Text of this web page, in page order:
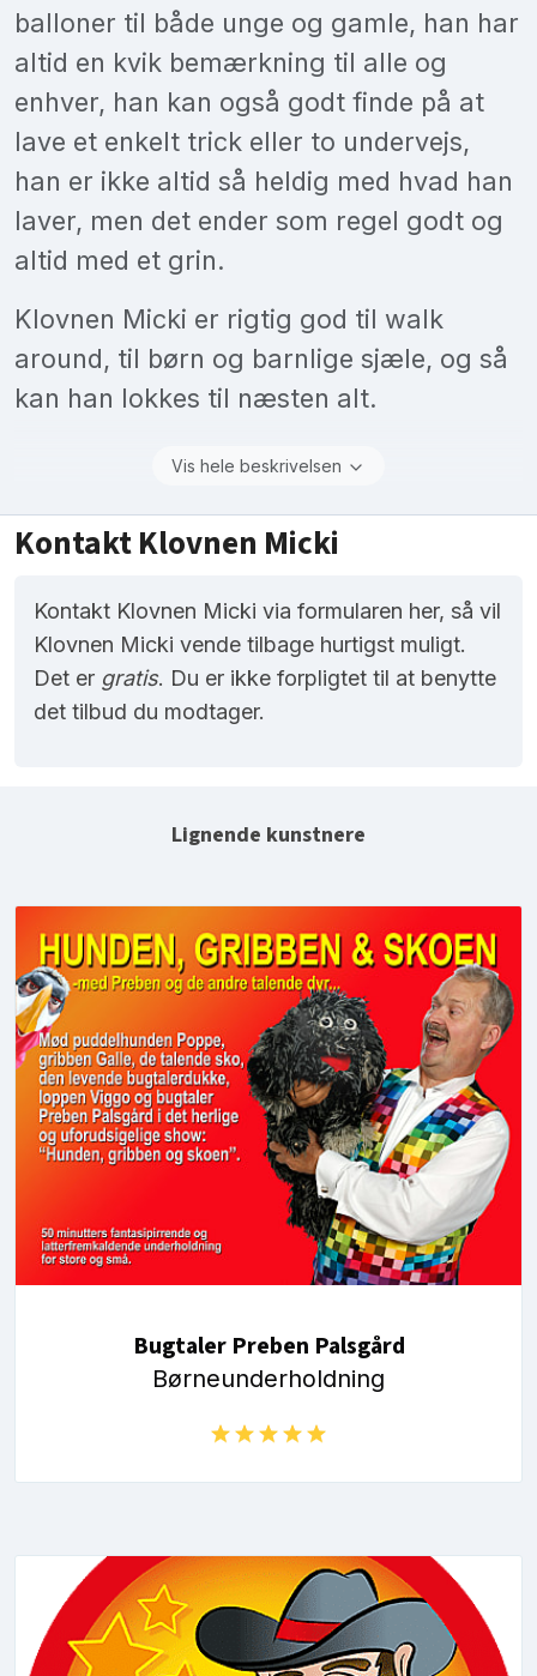
balloner til både unge og gamle, han har
altid en kvik bemærkning til alle og
enhver, han kan også godt finde på at
lave et enkelt trick eller to undervejs,
han er ikke altid så heldig med hvad han
laver, men det ender som regel godt og
altid med et grin.
Klovnen Micki er rigtig god til walk
around, til børn og barnlige sjæle, og så
kan han lokkes til næsten alt.
Vis hele beskrivelsen
Kontakt Klovnen Micki
Kontakt Klovnen Micki via formularen her, så vil
Klovnen Micki vende tilbage hurtigst muligt.
Det er gratis. Du er ikke forpligtet til at benytte
det tilbud du modtager.
Lignende kunstnere
Bugtaler Preben Palsgård
Børneunderholdning